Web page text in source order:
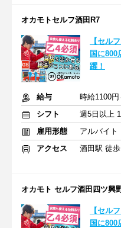
オカモトセルフ酒田R7
【セル
国に800
躍！
給与
時給1100円
シフト
週5日以上
雇用形態
アルバイト
アクセス
酒田駅 徒
オカモト セルフ酒田四ツ興
【セル
国に800